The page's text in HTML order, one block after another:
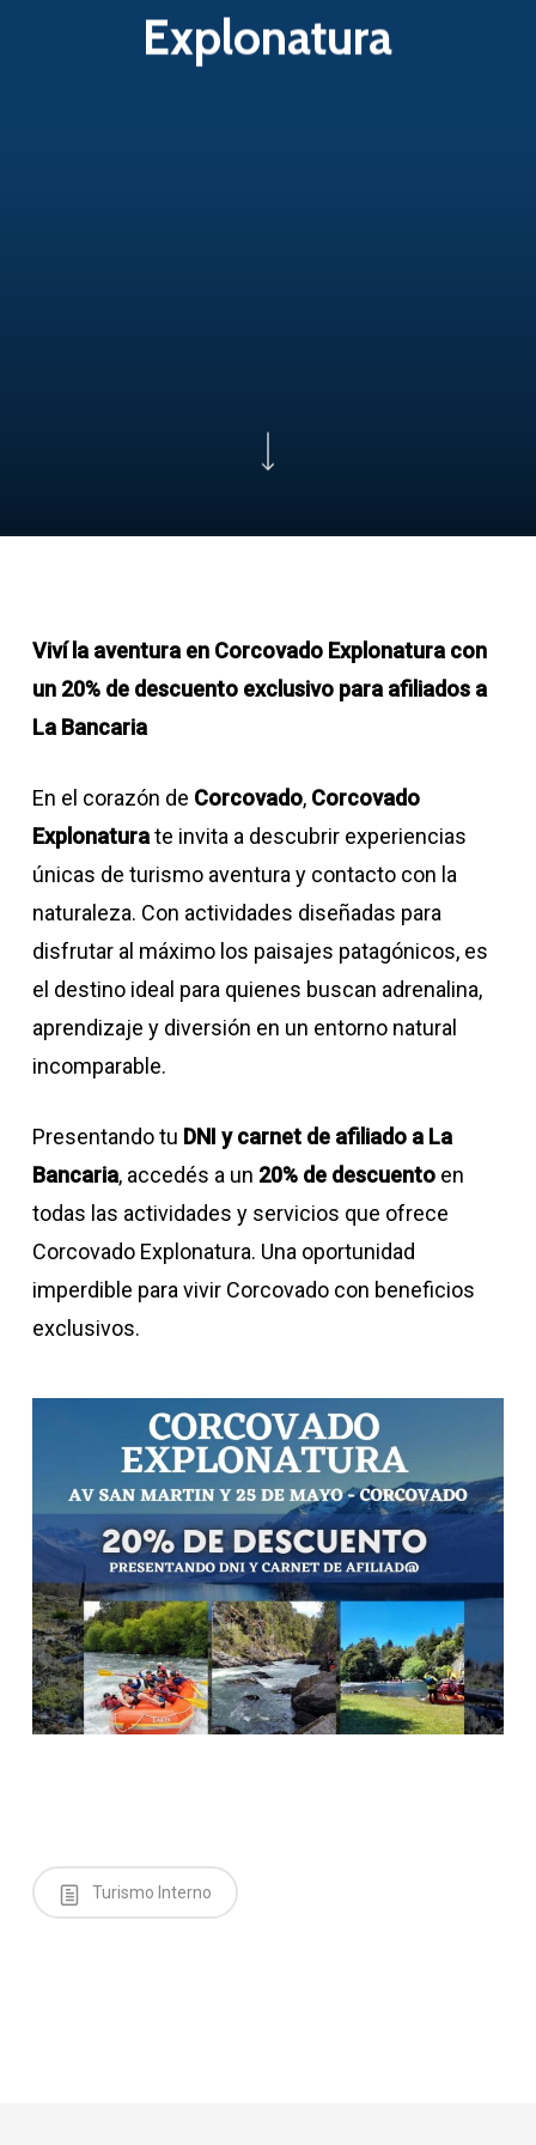
Explonatura
Viví la aventura en Corcovado Explonatura con
un 20% de descuento exclusivo para afiliados a
La Bancaria
En el corazón de Corcovado, Corcovado
Explonaturate invita a descubrir experiencias
únicas de turismo aventura y contacto con la
naturaleza. Con actividades diseñadas para
disfrutar al máximo los paisajes patagónicos, es
el destino ideal para quienes buscan adrenalina,
aprendizaje y diversión en un entorno natural
incomparable.
Presentando tu DNI y carnet de afiliado a La
Bancaria, accedés a un 20% de descuentoen
todas las actividades y servicios que ofrece
Corcovado Explonatura. Una oportunidad
imperdible para vivir Corcovado con beneficios
exclusivos.
Turismo Interno